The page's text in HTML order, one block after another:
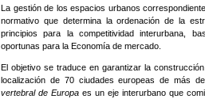
La gestión de los espacios urbanos
normativo que determina la ordenación de la
principios para la competitividad interurbana,
oportunas para la Economía de mercado.
El objetivo se traduce en garantizar la
localización de 70 ciudades europeas de más
vertebral de Europa es un eje interurbano que